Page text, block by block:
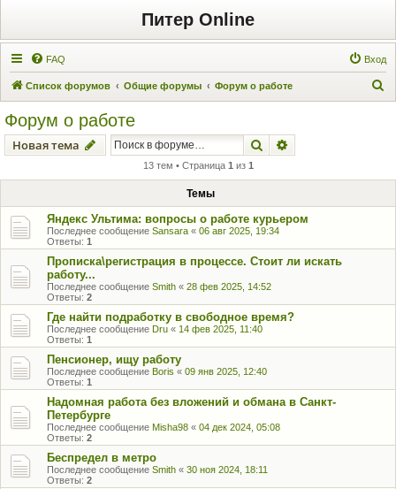
Питер Online
FAQ Вход
Список форумов Общие форумы Форум о работе
Форум о работе
Новая тема Поиск
13 тем • Страница 1 из 1
Темы
Яндекс Ультима: вопросы о работе курьером
Последнее сообщение Sansara « 06 авг 2025, 19:34
Ответы: 1
Прописка\регистрация в процессе. Стоит ли искать
работу...
Последнее сообщение Smith « 28 фев 2025, 14:52
Ответы: 2
Где найти подработку в свободное время?
Последнее сообщение Dru « 14 фев 2025, 11:40
Ответы: 1
Пенсионер, ищу работу
Последнее сообщение Boris « 09 янв 2025, 12:40
Ответы: 1
Надомная работа без вложений и обмана в Санкт-
Петербурге
Последнее сообщение Misha98 « 04 дек 2024, 05:08
Ответы: 2
Беспредел в метро
Последнее сообщение Smith « 30 ноя 2024, 18:11
Ответы: 2